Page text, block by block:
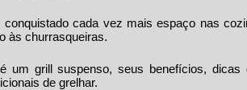
cada vez mais espaço nas
às churrasqueiras.
um grill suspenso, seus benefícios, dicas
de grelhar.